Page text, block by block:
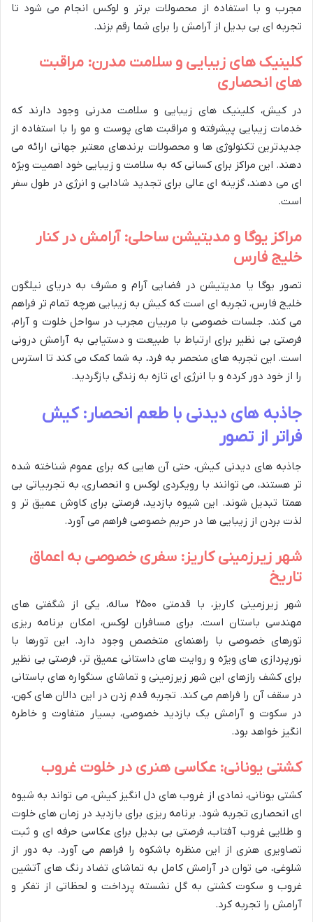
مجرب و با استفاده از محصولات برتر و لوکس انجام می شود تا
تجربه ای بی بدیل از آرامش را برای شما رقم بزند.
کلینیک های زیبایی و سلامت مدرن: مراقبت
های انحصاری
در کیش، کلینیک های زیبایی و سلامت مدرنی وجود دارند که
خدمات زیبایی پیشرفته و مراقبت های پوست و مو را با استفاده از
جدیدترین تکنولوژی ها و محصولات برندهای معتبر جهانی ارائه می
دهند. این مراکز برای کسانی که به سلامت و زیبایی خود اهمیت ویژه
ای می دهند، گزینه ای عالی برای تجدید شادابی و انرژی در طول سفر
است.
مراکز یوگا و مدیتیشن ساحلی: آرامش در کنار
خلیج فارس
تصور یوگا یا مدیتیشن در فضایی آرام و مشرف به دریای نیلگون
خلیج فارس، تجربه ای است که کیش به زیبایی هرچه تمام تر فراهم
می کند. جلسات خصوصی با مربیان مجرب در سواحل خلوت و آرام،
فرصتی بی نظیر برای ارتباط با طبیعت و دستیابی به آرامش درونی
است. این تجربه های منحصر به فرد، به شما کمک می کند تا استرس
را از خود دور کرده و با انرژی ای تازه به زندگی بازگردید.
جاذبه های دیدنی با طعم انحصار: کیش
فراتر از تصور
جاذبه های دیدنی کیش، حتی آن هایی که برای عموم شناخته شده
تر هستند، می توانند با رویکردی لوکس و انحصاری، به تجربیاتی بی
همتا تبدیل شوند. این شیوه بازدید، فرصتی برای کاوش عمیق تر و
لذت بردن از زیبایی ها در حریم خصوصی فراهم می آورد.
شهر زیرزمینی کاریز: سفری خصوصی به اعماق
تاریخ
شهر زیرزمینی کاریز، با قدمتی ۲۵۰۰ ساله، یکی از شگفتی های
مهندسی باستان است. برای مسافران لوکس، امکان برنامه ریزی
تورهای خصوصی با راهنمای متخصص وجود دارد. این تورها با
نورپردازی های ویژه و روایت های داستانی عمیق تر، فرصتی بی نظیر
برای کشف رازهای این شهر زیرزمینی و تماشای سنگواره های باستانی
در سقف آن را فراهم می کند. تجربه قدم زدن در این دالان های کهن،
در سکوت و آرامش یک بازدید خصوصی، بسیار متفاوت و خاطره
انگیز خواهد بود.
کشتی یونانی: عکاسی هنری در خلوت غروب
کشتی یونانی، نمادی از غروب های دل انگیز کیش، می تواند به شیوه
ای انحصاری تجربه شود. برنامه ریزی برای بازدید در زمان های خلوت
و طلایی غروب آفتاب، فرصتی بی بدیل برای عکاسی حرفه ای و ثبت
تصاویری هنری از این منظره باشکوه را فراهم می آورد. به دور از
شلوغی، می توان در آرامش کامل به تماشای تضاد رنگ های آتشین
غروب و سکوت کشتی به گل نشسته پرداخت و لحظاتی از تفکر و
آرامش را تجربه کرد.